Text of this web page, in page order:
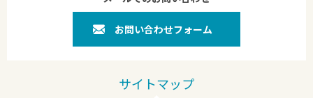
お問い合わせフォーム